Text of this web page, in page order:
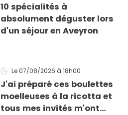
10 spécialités à
absolument déguster lors
d'un séjour en Aveyron
Le 07/08/2026 à 18h00
J'ai préparé ces boulettes
moelleuses à la ricotta et
tous mes invités m'ont